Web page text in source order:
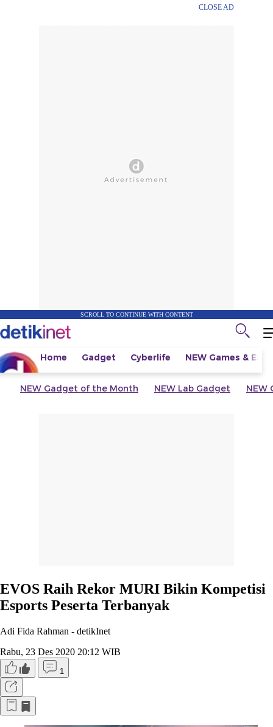
CLOSE AD
SCROLL TO CONTINUE WITH CONTENT
Home Gadget Cyberlife NEW Games &
NEW Gadget of the Month NEW Lab Gadget NEW
EVOS Raih Rekor MURI Bikin Kompetisi
Esports Peserta Terbanyak
Adi Fida Rahman - detikInet
Rabu, 23 Des 2020 20:12 WIB
1